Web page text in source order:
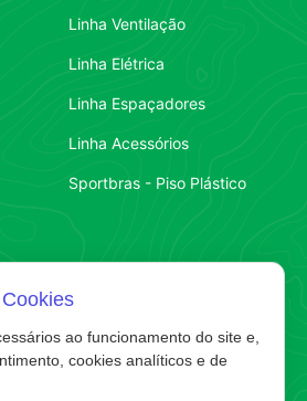
Linha Ventilação
Linha Elétrica
Linha Espaçadores
Linha Acessórios
Sportbras - Piso Plástico
Contato
(49) 3323-7484Contato
ao funcionamento do site e,
cookies analíticos e de